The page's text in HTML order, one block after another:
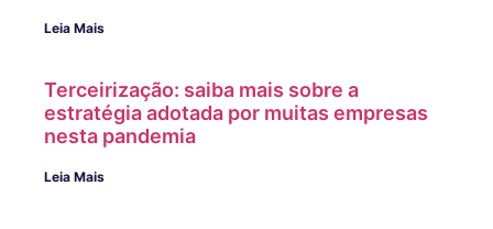
Leia Mais
Terceirização: saiba mais sobre a
estratégia adotada por muitas empresas
nesta pandemia
Leia Mais